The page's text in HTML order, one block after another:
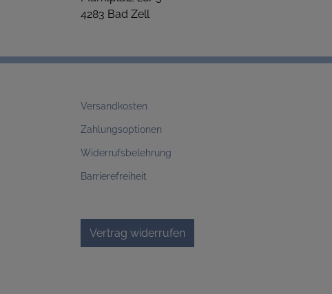
4283 Bad Zell
Versandkosten
Zahlungsoptionen
Widerrufsbelehrung
Barrierefreiheit
Vertrag widerrufen